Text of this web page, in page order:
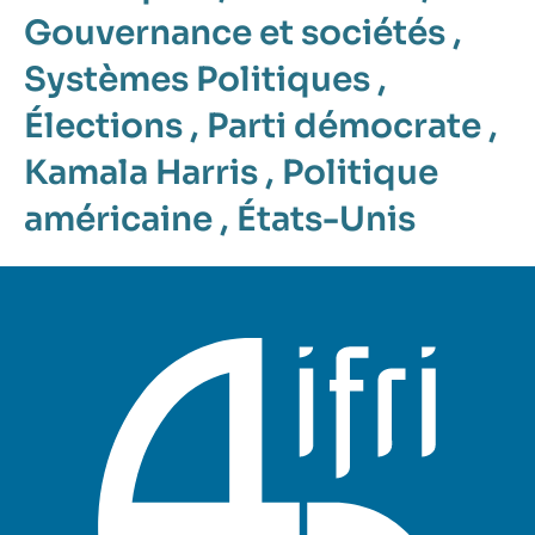
Gouvernance et sociétés ,
Systèmes Politiques ,
Élections , Parti démocrate ,
Kamala Harris , Politique
américaine , États-Unis